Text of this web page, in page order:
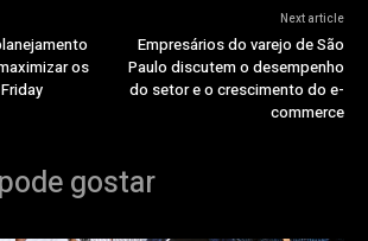
os
Next article
Empresários do varejo de São
Paulo discutem o desempenho
do setor e o crescimento do e-
commerce
gostar